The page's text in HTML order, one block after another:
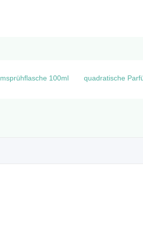
100ml quadratische